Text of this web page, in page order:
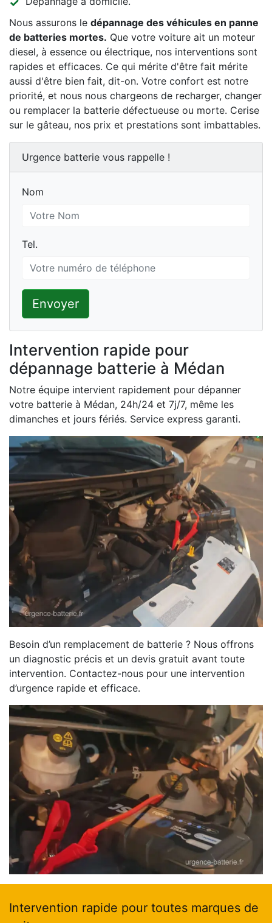
Nous assurons le dépannage des véhicules en panne
de batteries mortes. Que votre voiture ait un moteur
diesel, à essence ou électrique, nos interventions sont
rapides et efficaces. Ce qui mérite d'être fait mérite
aussi d'être bien fait, dit-on. Votre confort est notre
priorité, et nous nous chargeons de recharger, changer
ou remplacer la batterie défectueuse ou morte. Cerise
sur le gâteau, nos prix et prestations sont imbattables.
Urgence batterie vous rappelle !
Nom
Nom
Tel.
Tel.
Envoyer
Intervention rapide pour
dépannage batterie à Médan
Notre équipe intervient rapidement pour dépanner
votre batterie à Médan, 24h/24 et 7j/7, même les
dimanches et jours fériés. Service express garanti.
Besoin d’un remplacement de batterie ? Nous offrons
un diagnostic précis et un devis gratuit avant toute
intervention. Contactez-nous pour une intervention
d’urgence rapide et efficace.
Intervention rapide pour toutes marques de